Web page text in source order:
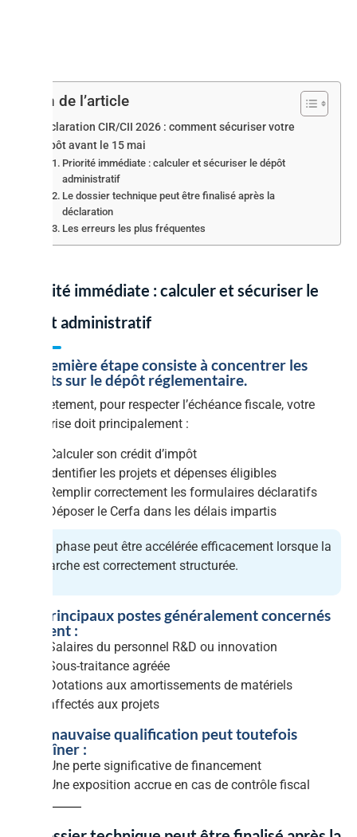
Plan de l’article
Déclaration CIR/CII 2026 : comment sécuriser votre
dépôt avant le 15 mai
Priorité immédiate : calculer et sécuriser le dépôt
administratif
Le dossier technique peut être finalisé après la
déclaration
Les erreurs les plus fréquentes
Priorité immédiate : calculer et sécuriser le
dépôt administratif
La première étape consiste à concentrer les
efforts sur le dépôt réglementaire.
Concrètement, pour respecter l’échéance fiscale, votre
entreprise doit principalement :
Calculer son crédit d’impôt
Identifier les projets et dépenses éligibles
Remplir correctement les formulaires déclaratifs
Déposer le Cerfa dans les délais impartis
Cette phase peut être accélérée efficacement lorsque la
démarche est correctement structurée.
Les principaux postes généralement concernés
incluent :
Salaires du personnel R&D ou innovation
Sous-traitance agréée
Dotations aux amortissements de matériels
affectés aux projets
Une mauvaise qualification peut toutefois
entraîner :
Une perte significative de financement
Une exposition accrue en cas de contrôle fiscal